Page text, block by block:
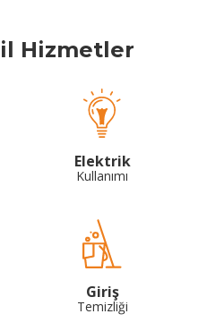
Hizmetler
Elektrik
Kullanımı
Giriş
Temizliği